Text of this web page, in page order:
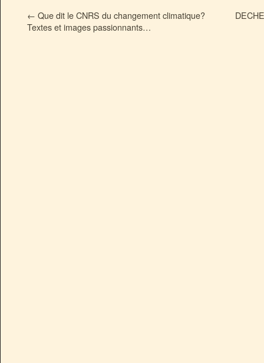
← Que dit le CNRS du changement climatique?
Textes et images passionnants…